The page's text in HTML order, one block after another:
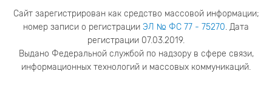
Сайт зарегистрирован как средство массовой информации;
номер записи о регистрации ЭЛ № ФС 77 - 75270. Дата
регистрации 07.03.2019.
Выдано Федеральной службой по надзору в сфере связи,
информационных технологий и массовых коммуникаций.